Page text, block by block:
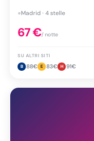
●Madrid · 4 stelle
67€/ notte
SU ALTRI SITI
B 88€ E 83€ H 91€